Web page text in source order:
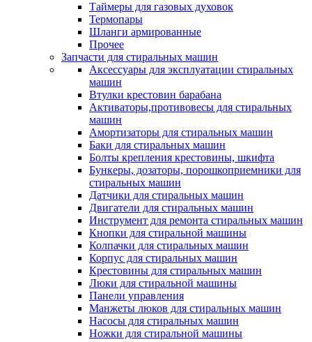
Таймеры для газовых духовок
Термопары
Шланги армированные
Прочее
Запчасти для стиральных машин
Аксессуары для эксплуатации стиральных
машин
Втулки крестовин барабана
Активаторы,противовесы для стиральных
машин
Амортизаторы для стиральных машин
Баки для стиральных машин
Болты крепления крестовины, шкифта
Бункеры, дозаторы, порошкоприемники для
стиральных машин
Датчики для стиральных машин
Двигатели для стиральных машин
Инструмент для ремонта стиральных машин
Кнопки для стиральной машины
Колпачки для стиральных машин
Корпус для стиральных машин
Крестовины для стиральных машин
Люки для стиральной машины
Панели управления
Манжеты люков для стиральных машин
Насосы для стиральных машин
Ножки для стиральной машины